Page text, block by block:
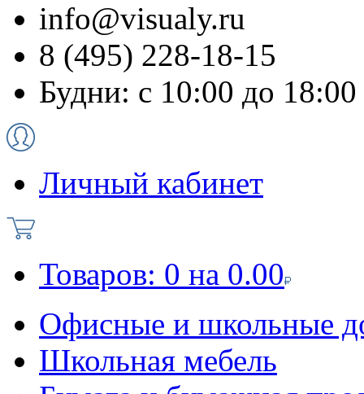
info@visualy.ru
8 (495) 228-18-15
Будни: с 10:00 до 18:00
Личный кабинет
Товаров: 0 на 0.00
Офисные и школьные
Школьная мебель